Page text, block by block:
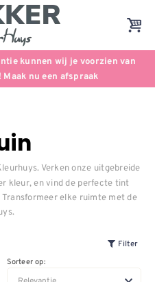
kunnen wij je voorzien van
nu een afspraak
Verken onze uitgebreide
kleur, en vind de perfecte tint
elke ruimte met de
Filter
Sorteer op: